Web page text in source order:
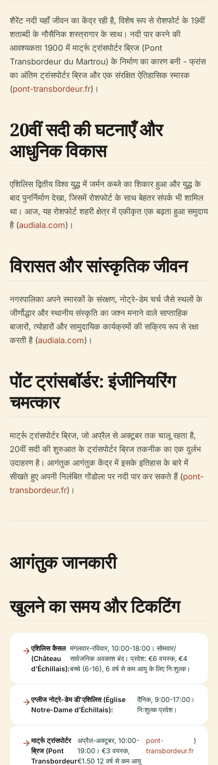
शैरेंट नदी यहाँ जीवन का केंद्र रही है, विशेष रूप से रोशफोर्ट के 19वीं
शताब्दी के नौसैनिक शस्त्रागार के साथ। नदी पार करने की
आवश्यकता 1900 में मार्ट्रू ट्रांसपोर्टर ब्रिज (Pont
Transbordeur du Martrou) के निर्माण का कारण बनी - फ्रांस
का अंतिम ट्रांसपोर्टर ब्रिज और एक संरक्षित ऐतिहासिक स्मारक
(pont-transbordeur.fr)।
20वीं सदी की घटनाएँ और
आधुनिक विकास
एशिलिस द्वितीय विश्व युद्ध में जर्मन कब्जे का शिकार हुआ और युद्ध के
बाद पुनर्निर्माण देखा, जिसमें रोशफोर्ट के साथ बेहतर संपर्क भी शामिल
था। आज, यह रोशफोर्ट शहरी क्षेत्र में एकीकृत एक बढ़ता हुआ समुदाय
है (audiala.com)।
विरासत और सांस्कृतिक जीवन
नगरपालिका अपने स्मारकों के संरक्षण, नोट्रे-डेम चर्च जैसे स्थलों के
जीर्णोद्धार और स्थानीय संस्कृति का जश्न मनाने वाले साप्ताहिक
बाजारों, त्योहारों और सामुदायिक कार्यक्रमों की सक्रिय रूप से रक्षा
करती है (audiala.com)।
पोंट ट्रांसबॉर्डर: इंजीनियरिंग
चमत्कार
मार्ट्रू ट्रांसपोर्टर ब्रिज, जो अप्रैल से अक्टूबर तक चालू रहता है,
20वीं सदी की शुरुआत के ट्रांसपोर्टर ब्रिज तकनीक का एक दुर्लभ
उदाहरण है। आगंतुक आगंतुक केंद्र में इसके इतिहास के बारे में
सीखते हुए अपनी निलंबित गोंडोला पर नदी पार कर सकते हैं (pont-
transbordeur.fr)।
आगंतुक जानकारी
खुलने का समय और टिकटिंग
एशिलिस कैसल
(Château
d’Échillais):
मंगलवार-रविवार, 10:00-18:00। सोमवार/
सार्वजनिक अवकाश बंद। प्रवेश: €6 वयस्क, €4
बच्चे (6-16), 6 वर्ष से कम आयु के लिए निःशुल्क।
एग्लीज नोट्रे-डेम डी'एशिलिस (Église
Notre-Dame d’Échillais):
दैनिक, 9:00-17:00।
निःशुल्क प्रवेश।
मार्ट्रू ट्रांसपोर्टर
ब्रिज (Pont
Transbordeur
अप्रैल-अक्टूबर, 10:00-
19:00। €3 वयस्क,
€1.50 12 वर्ष से कम आयु
pont-
transbordeur.fr
)